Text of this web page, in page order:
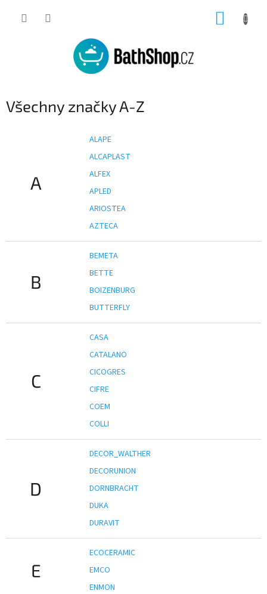
Všechny značky A-Z
A
ALAPE
ALCAPLAST
ALFEX
APLED
ARIOSTEA
AZTECA
B
BEMETA
BETTE
BOIZENBURG
BUTTERFLY
C
CASA
CATALANO
CICOGRES
CIFRE
COEM
COLLI
D
DECOR_WALTHER
DECORUNION
DORNBRACHT
DUKA
DURAVIT
E
ECOCERAMIC
EMCO
ENMON